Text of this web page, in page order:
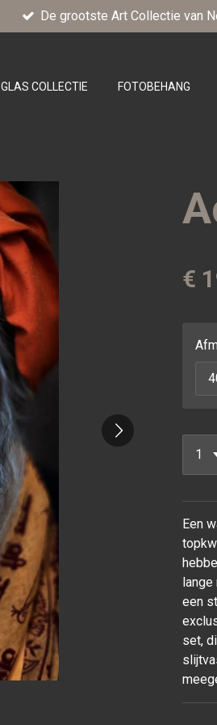
De grootste Art Collectie van
GLAS COLLECTIE FOTOBEHANG
€
Een
een
set,